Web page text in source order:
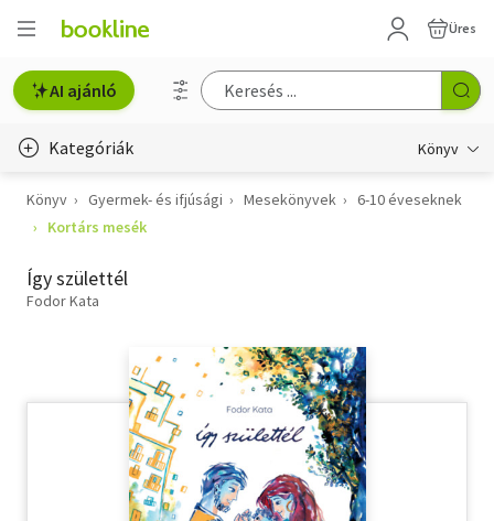
Üres
AI ajánló
Kategóriák Könyv
Életmód, egészség
Gyermek- és ifjúsági
Könyv Gyermek- és ifjúsági Mesekönyvek
6-10 éveseknek
Kortárs mesék
Így születtél
Fodor Kata